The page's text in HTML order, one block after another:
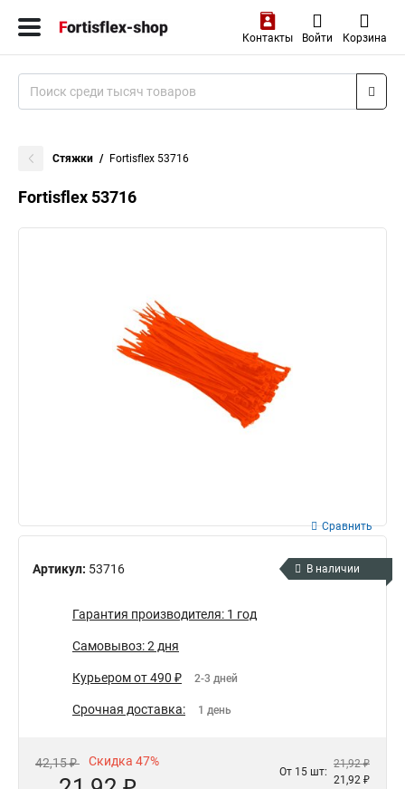
Контакты Войти Корзина
Стяжки Fortisflex 53716
Fortisflex 53716
Артикул: 53716
Сравнить
В наличии
Гарантия производителя: 1 год
Самовывоз: 2 дня
Курьером от 490 ₽ 2-3 дней
Срочная доставка: 1 день
42,15 ₽ Скидка 47%
От 15 шт:
21,92 ₽
21,92 ₽